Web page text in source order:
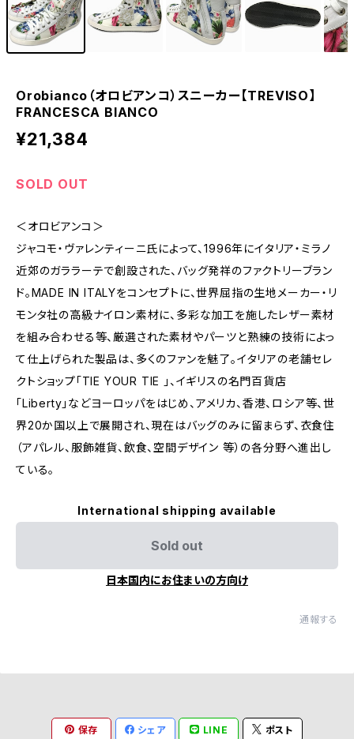
Orobianco（オロビアンコ）スニーカー【TREVISO】
FRANCESCA BIANCO
¥21,384
SOLD OUT
＜オロビアンコ＞
ジャコモ・ヴァレンティーニ氏によって、1996年にイタリア・ミラノ
近郊のガララーテで創設された、バッグ発祥のファクトリーブラン
ド。MADE IN ITALYをコンセプトに、世界屈指の生地メーカー・リ
モンタ社の高級ナイロン素材に、多彩な加工を施したレザー素材
を組み合わせる等、厳選された素材やパーツと熟練の技術によっ
て仕上げられた製品は、多くのファンを魅了。イタリアの老舗セレ
クトショップ「TIE YOUR TIE 」、イギリスの名門百貨店
「Liberty」などヨーロッパをはじめ、アメリカ、香港、ロシア等、世
界20か国以上で展開され、現在はバッグのみに留まらず、衣食住
（アパレル、服飾雑貨、飲食、空間デザイン 等）の各分野へ進出し
ている。
International shipping available
Sold out
日本国内にお住まいの方向け
通報する
保存 シェア LINE ポスト